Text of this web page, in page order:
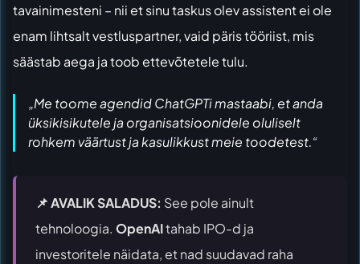
tavainimesteni – nii et sinu taskus olev assistent ei ole
enam lihtsalt vestluspartner, vaid päris tööriist, mis
säästab aega ja toob ettevõtetele tulu.
„Me toome agendid ChatGPTi mastaabi, et anda
üksikisikutele ja organisatsioonidele oluliselt
rohkem väärtust ja kasulikkust meie toodetest.“
📌 AVALIK SALADUS: See pole ainult
tehnoloogia. OpenAItahab IPO-d ja
investoritele näidata, et nad suudavad raha